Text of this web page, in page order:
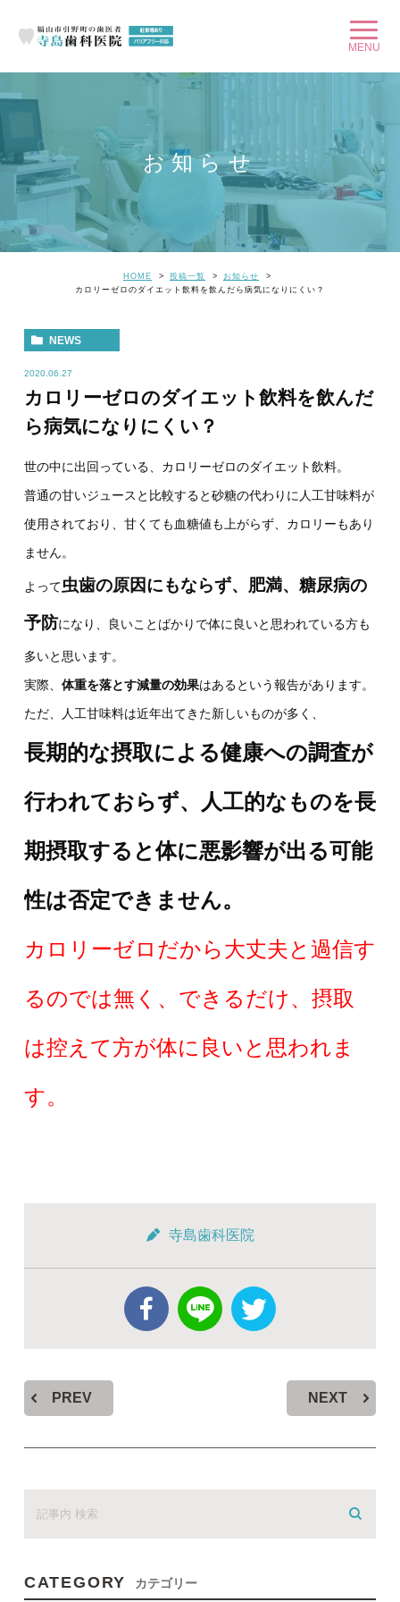
お知らせ
HOME 投稿一覧
お知らせ
カロリーゼロのダイエット飲料を飲んだら病気になりにくい？
NEWS
2020.06.27
カロリーゼロのダイエット飲料を飲んだ
ら病気になりにくい？
世の中に出回っている、カロリーゼロのダイエット飲料。
普通の甘いジュースと比較すると砂糖の代わりに人工甘味料が
使用されており、甘くても血糖値も上がらず、カロリーもあり
ません。
よって虫歯の原因にもならず、肥満、糖尿病の
予防になり、良いことばかりで体に良いと思われている方も
多いと思います。
実際、 体重を落とす減量の効果はあるという報告があります。
ただ、人工甘味料は近年出てきた新しいものが多く、
長期的な摂取による健康への調査が
行われておらず、人工的なものを長
期摂取すると体に悪影響が出る可能
性は否定できません。
カロリーゼロだから大丈夫と過信す
るのでは無く、できるだけ、摂取
は控えて方が体に良いと思われま
す。
寺島歯科医院
PREV NEXT
CATEGORY カテゴリー